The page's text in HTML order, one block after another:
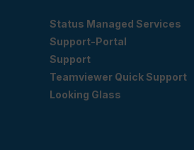
Status Managed Services
Support-Portal
Support
Teamviewer Quick Support
Looking Glass